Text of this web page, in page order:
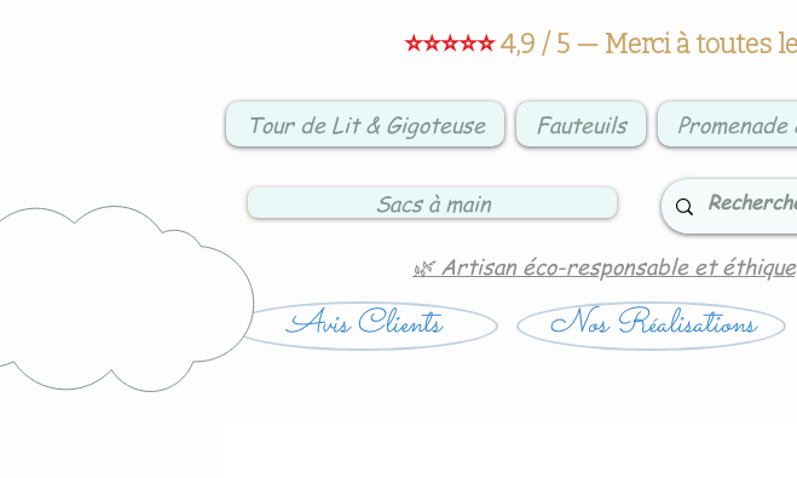
⭐⭐⭐⭐⭐4,9 / 5 — Merci à toutes
Tour de Lit & Gigoteuse Fauteuils
Sacs à main
🌿 Artisan éco-responsable et
Avis Clients Nos Réalisations